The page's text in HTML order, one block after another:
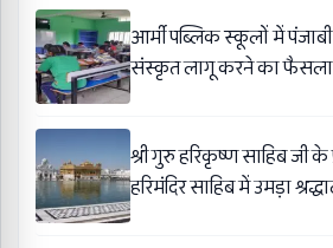
आर्मी पब्लिक स्कूलों में पंजाबी
संस्कृत लागू करने का
श्री गुरु हरिकृष्ण साहिब जी के
हरिमंदिर साहिब में उमड़ा